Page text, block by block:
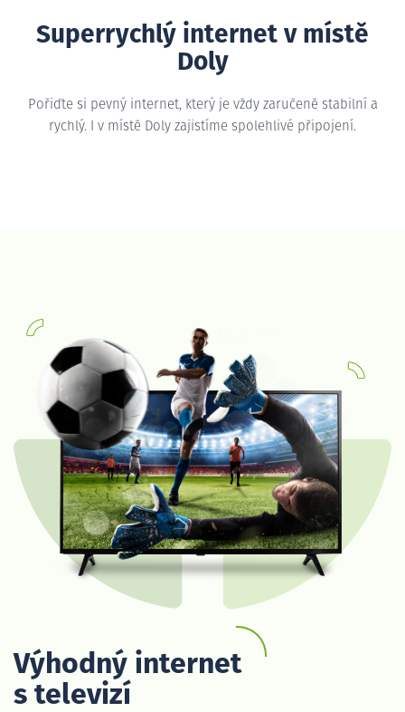
Superrychlý internet v místě
Doly
Pořiďte si pevný internet, který je vždy zaručeně stabilní a
rychlý. I v místě Doly zajistíme spolehlivé připojení.
Výhodný internet
s televizí